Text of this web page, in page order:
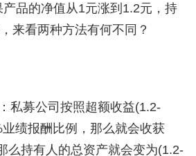
品的净值从1元涨到1.2元，持
来看两种方法有何不同？
私募公司按照超额收益(1.2-
绩报酬比例，那么就会收获
么持有人的总资产就会变为(1.2-